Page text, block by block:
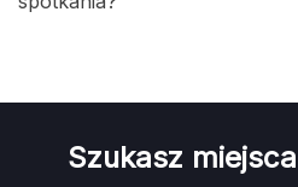
Szukasz